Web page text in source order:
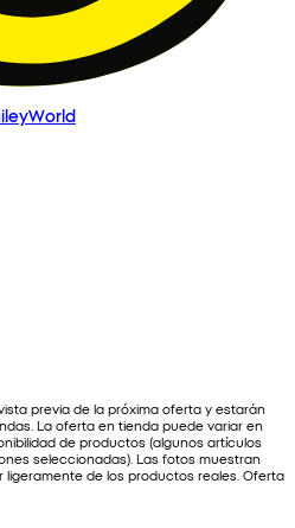
previa de la próxima oferta y estarán
La oferta en tienda puede variar en
de productos (algunos artículos
seleccionadas). Las fotos muestran
de los productos reales. Oferta